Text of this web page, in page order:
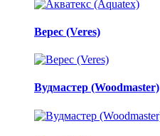
Верес (Veres)
Вудмастер (Woodmaster)